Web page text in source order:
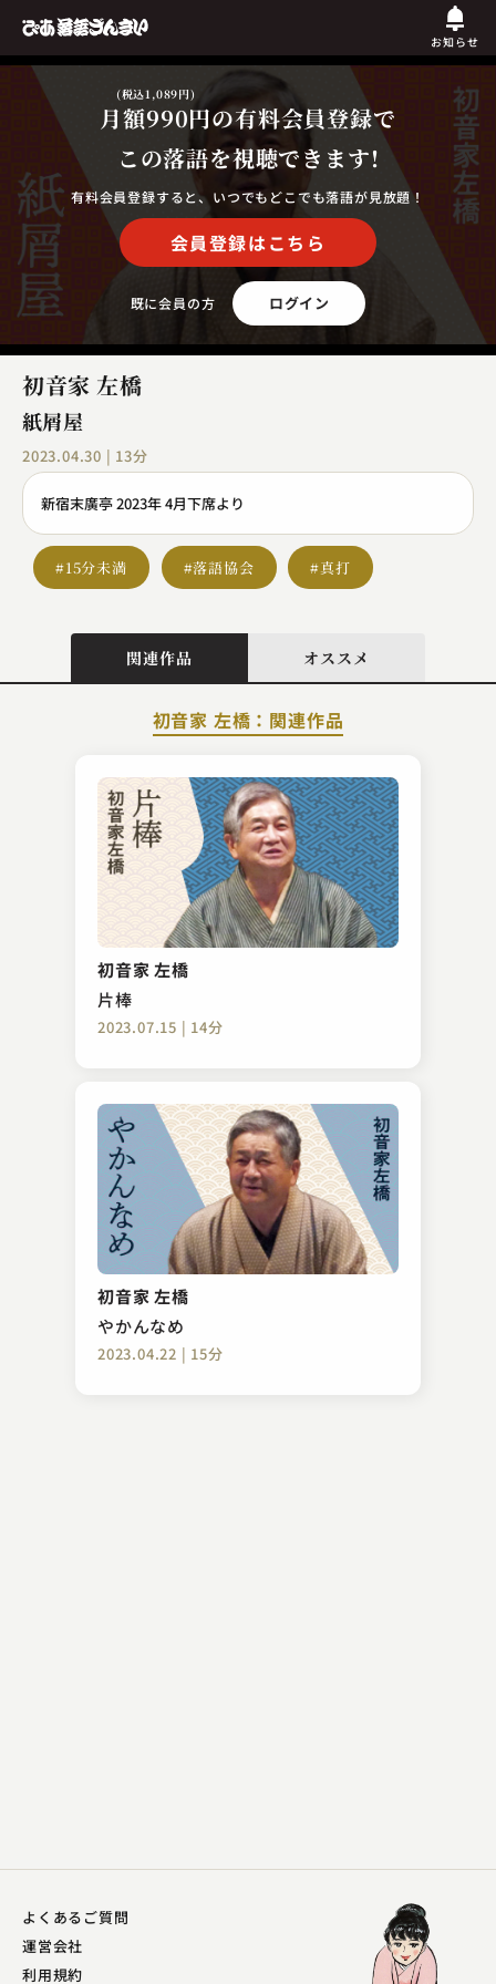
お知らせ
月額990円
(税込1,089円)
の有料会員登録で
この落語を視聴できます!
有料会員登録すると、いつでもどこでも落語が見放題！
会員登録はこちら
既に会員の方 ログイン
初音家 左橋
紙屑屋
2023.04.30 | 13分
新宿末廣亭 2023年 4月下席より
#15分未満 #落語協会 #真打
関連作品 オススメ
初音家 左橋：関連作品
初音家 左橋
片棒
2023.07.15 | 14分
初音家 左橋
やかんなめ
2023.04.22 | 15分
春風亭 三朝
洒落番頭
2023.02.26 | 13分
笑福亭 羽光
ふぐ鍋
2023.11.06 | 11分
よくあるご質問
運営会社
利用規約